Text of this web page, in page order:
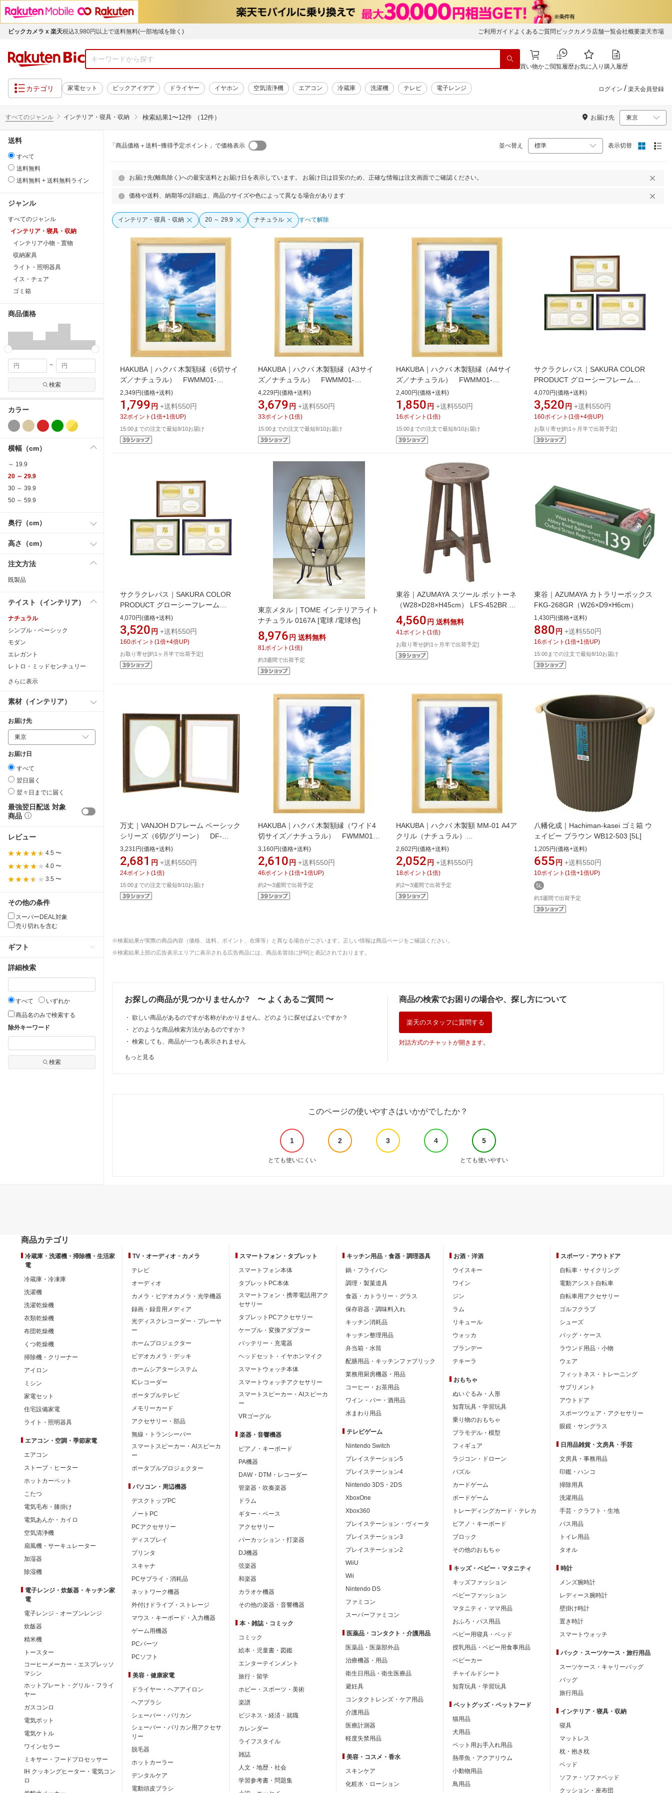
ビックカメラ x 楽天税込3,980円以上で送料無料(一部地域を除く) ご利用ガイド よくあるご質問 ビックカメラ店舗一覧会社概要楽天市場
買い物かご閲覧履歴お気に入り 購入履歴
カテゴリ 家電セット ビックアイデア ドライヤー イヤホン 空気清浄機 エアコン 冷蔵庫 洗濯機 テレビ 電子レンジ ログイン / 楽天会員登録
すべてのジャンル インテリア・寝具・収納 検索結果1〜12件 （12件） お届け先
送料
すべて
送料無料
送料無料 + 送料無料ライン
ジャンル
すべてのジャンル
インテリア・寝具・収納
インテリア小物・置物
収納家具
ライト・照明器具
イス・チェア
ゴミ箱
商品価格
~
検索
カラー
横幅（cm）
～ 19.9
20 ～ 29.9
30 ～ 39.9
50 ～ 59.9
奥行（cm）
高さ（cm）
注文方法
既製品
テイスト（インテリア）
ナチュラル
シンプル・ベーシック
モダン
エレガント
レトロ・ミッドセンチュリー
さらに表示
素材（インテリア）
お届け先
お届け日
すべて
翌日届く
翌々日までに届く
最強翌日配送 対象
商品
レビュー
4.5 〜
4.0 〜
3.5 〜
その他の条件
スーパーDEAL対象
売り切れを含む
ギフト
詳細検索
すべて
いずれか
商品名のみで検索する
除外キーワード
検索
「商品価格＋送料−獲得予定ポイント」で価格表示 並べ替え 表示切替
お届け先(離島除く)への最安送料とお届け日を表示しています。 お届け日は目安のため、正確な情報は注文画面でご確認ください。
価格や送料、納期等の詳細は、商品のサイズや色によって異なる場合があります
インテリア・寝具・収納 20 ～ 29.9 ナチュラル すべて解除
HAKUBA｜ハクバ 木製額縁（6切サイ
ズ／ナチュラル） FWMM01-
NT6[FWMM01NT6]
2,349円(価格+送料)
1,799 円 +送料550円
32ポイント (1 倍+1 倍UP)
15:00までの注文で最短8/10お届け
HAKUBA｜ハクバ 木製額縁（A3サイ
ズ／ナチュラル） FWMM01-
NTA3[FWMM01NTA3]
4,229円(価格+送料)
3,679 円 +送料550円
33ポイント (1 倍)
15:00までの注文で最短8/10お届け
HAKUBA｜ハクバ 木製額縁（A4サイ
ズ／ナチュラル） FWMM01-
NTA4[FWMM01NTA4]
2,400円(価格+送料)
1,850 円 +送料550円
16ポイント (1 倍)
15:00までの注文で最短8/10お届け
サクラクレパス｜SAKURA COLOR
PRODUCT グローシーフレーム
UFWA-A4#36
4,070円(価格+送料)
3,520 円 +送料550円
160ポイント (1 倍+4倍UP)
お取り寄せ[約1ヶ月半で出荷予定]
サクラクレパス｜SAKURA COLOR
PRODUCT グローシーフレーム
UFWA-A4#29
4,070円(価格+送料)
3,520 円 +送料550円
160ポイント (1 倍+4倍UP)
お取り寄せ[約1ヶ月半で出荷予定]
東京メタル｜TOME インテリアライト
ナチュラル 0167A [電球 /電球色]
8,976 円 送料無料
81 ポイント (1 倍)
約3週間で出荷予定
東谷｜AZUMAYA スツール ボットーネ
（W28×D28×H45cm） LFS-452BR ブ
ラウン
4,560 円 送料無料
41 ポイント (1 倍)
お取り寄せ[約1ヶ月半で出荷予定]
東谷｜AZUMAYA カトラリーボックス
FKG-268GR（W26×D9×H6cm）
1,430円(価格+送料)
880 円 +送料550円
16ポイント (1 倍+1 倍UP)
15:00までの注文で最短8/10お届け
万丈｜VANJOH Dフレーム ベーシック
シリーズ（6切/グリーン） DF-
B6GR[DFB6GR]
3,231円(価格+送料)
2,681 円 +送料550円
24ポイント (1 倍)
15:00までの注文で最短8/10お届け
HAKUBA｜ハクバ 木製額縁（ワイド4
切サイズ／ナチュラル） FWMM01-
NTW4[FWMM01NTW4]
3,160円(価格+送料)
2,610 円 +送料550円
46ポイント (1 倍+1 倍UP)
約2〜3週間で出荷予定
HAKUBA｜ハクバ 木製額 MM-01 A4ア
クリル（ナチュラル）
FWMM01NTA4A[FWMM01NTA4A]
2,602円(価格+送料)
2,052 円 +送料550円
18ポイント (1 倍)
約2〜3週間で出荷予定
八幡化成｜Hachiman-kasei ゴミ箱 ウ
ェイビー ブラウン WB12-503 [5L]
1,205円(価格+送料)
655 円 +送料550円
10ポイント (1 倍+1 倍UP)
5L
約3週間で出荷予定
※検索結果が実際の商品内容（価格、送料、ポイント、在庫等）と異なる場合がございます。正しい情報は商品ページをご確認ください。
※検索結果上部の広告表示エリアに表示される広告商品には、商品名冒頭に[PR]と表記されております。
お探しの商品が見つかりませんか? 〜 よくあるご質問 〜
・ 欲しい商品があるのですが名称がわかりません。どのように探せばよいですか？
・
どのような商品検索方法があるのですか？
・ 検索しても、商品が一つも表示されません
もっと見る
商品の検索でお困りの場合や、探し方について
楽天のスタッフに質問する
対話方式のチャットが開きます。
このページの使いやすさはいかがでしたか？
1 2 3 4 5
とても使いにくい とても使いやすい
商品カテゴリ
冷蔵庫・洗濯機・掃除機・生活家
電
冷蔵庫・冷凍庫
洗濯機
洗濯乾燥機
衣類乾燥機
布団乾燥機
くつ乾燥機
掃除機・クリーナー
アイロン
ミシン
家電セット
住宅設備家電
ライト・照明器具
エアコン・空調・季節家電
エアコン
ストーブ・ヒーター
ホットカーペット
こたつ
電気毛布・膝掛け
電気あんか・カイロ
空気清浄機
扇風機・サーキュレーター
加湿器
除湿機
電子レンジ・炊飯器・キッチン家
電
電子レンジ・オーブンレンジ
炊飯器
精米機
トースター
コーヒーメーカー・エスプレッソ
マシン
ホットプレート・グリル・フライ
ヤー
ガスコンロ
電気ポット
電気ケトル
ワインセラー
ミキサー・フードプロセッサー
IH クッキングヒーター・電気コン
ロ
TV・オーディオ・カメラ
テレビ
オーディオ
カメラ・ビデオカメラ・光学機器
録画・録音用メディア
光ディスクレコーダー・プレーヤ
ー
ホームプロジェクター
ビデオカメラ・デッキ
ホームシアターシステム
ICレコーダー
ポータブルテレビ
メモリーカード
アクセサリー・部品
無線・トランシーバー
スマートスピーカー・AIスピーカ
ー
ポータブルプロジェクター
パソコン・周辺機器
デスクトップPC
ノートPC
PCアクセサリー
ディスプレイ
プリンタ
スキャナ
PCサプライ・消耗品
ネットワーク機器
外付けドライブ・ストレージ
マウス・キーボード・入力機器
ゲーム用機器
PCパーツ
PCソフト
美容・健康家電
ドライヤー・ヘアアイロン
ヘアブラシ
シェーバー・バリカン
シェーバー・バリカン用アクセサ
リー
脱毛器
ホットカーラー
デンタルケア
電動頭皮ブラシ
スマートフォン・ タブレット
スマートフォン本体
タブレットPC本体
スマートフォン・携帯電話用アク
セサリー
タブレットPCアクセサリー
ケーブル・変換アダプター
バッテリー・充電器
ヘッドセット・イヤホンマイク
スマートウォッチ本体
スマートウォッチアクセサリー
スマートスピーカー・AIスピーカ
ー
VRゴーグル
楽器・音響機器
ピアノ・キーボード
PA機器
DAW・DTM・レコーダー
管楽器・吹奏楽器
ドラム
ギター・ベース
アクセサリー
パーカッション・打楽器
DJ機器
弦楽器
和楽器
カラオケ機器
その他の楽器・音響機器
本・雑誌・コミック
コミック
絵本・児童書・図鑑
エンターテインメント
旅行・留学
ホビー・スポーツ・美術
楽譜
ビジネス・経済・就職
カレンダー
ライフスタイル
雑誌
人文・地歴・社会
学習参考書・問題集
キッチン用品・ 食器・調理器具
鍋・フライパン
調理・製菓道具
食器・カトラリー・グラス
保存容器・調味料入れ
キッチン消耗品
キッチン整理用品
弁当箱・水筒
配膳用品・キッチンファブリック
業務用厨房機器・用品
コーヒー・お茶用品
ワイン・バー・酒用品
水まわり用品
テレビゲーム
Nintendo Switch
プレイステーション5
プレイステーション4
Nintendo 3DS・2DS
XboxOne
Xbox360
プレイステーション・ヴィータ
プレイステーション3
プレイステーション2
WiiU
Wii
Nintendo DS
ファミコン
スーパーファミコン
医薬品・コンタクト・介護用品
医薬品・医薬部外品
治療機器・用品
衛生日用品・衛生医療品
避妊具
コンタクトレンズ・ケア用品
介護用品
医療計測器
軽度失禁用品
美容・コスメ・香水
スキンケア
化粧水・ローション
お酒・洋酒
ウイスキー
ワイン
ジン
ラム
リキュール
ウォッカ
ブランデー
テキーラ
おもちゃ
ぬいぐるみ・人形
知育玩具・学習玩具
乗り物のおもちゃ
プラモデル・模型
フィギュア
ラジコン・ドローン
パズル
カードゲーム
ボードゲーム
トレーディングカード・テレカ
ピアノ・キーボード
ブロック
その他のおもちゃ
キッズ・ベビー・ マタニティ
キッズファッション
ベビーファッション
マタニティ・ママ用品
おふろ・バス用品
ベビー用寝具・ベッド
授乳用品・ベビー用食事用品
ベビーカー
チャイルドシート
知育玩具・学習玩具
ペットグッズ・ペットフード
猫用品
犬用品
ペット用お手入れ用品
熱帯魚・アクアリウム
小動物用品
鳥用品
スポーツ・ アウトドア
自転車・サイクリング
電動アシスト自転車
自転車用アクセサリー
ゴルフクラブ
シューズ
バッグ・ケース
ラウンド用品・小物
ウェア
フィットネス・トレーニング
サプリメント
アウトドア
スポーツウェア・アクセサリー
眼鏡・サングラス
日用品雑貨・文房具・手芸
文房具・事務用品
印鑑・ハンコ
掃除用具
洗濯用品
手芸・クラフト・生地
バス用品
トイレ用品
タオル
時計
メンズ腕時計
レディース腕時計
壁掛け時計
置き時計
スマートウォッチ
バック・スーツケース・旅行用品
スーツケース・キャリーバッグ
バッグ
旅行用品
インテリア・ 寝具・収納
寝具
マットレス
枕・抱き枕
ベッド
ソファ・ソファベッド
クッション・座布団